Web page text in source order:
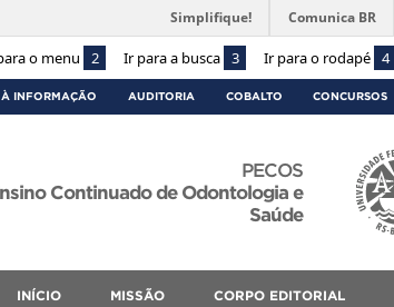
o menu 2 Ir para a busca 3 Ir para o rodapé 4
Simplifique! Comunica BR
À INFORMAÇÃO AUDITORIA COBALTO CONCURSOS
PECOS
Continuado de Odontologia e
Saúde
INÍCIO MISSÃO CORPO EDITORIAL